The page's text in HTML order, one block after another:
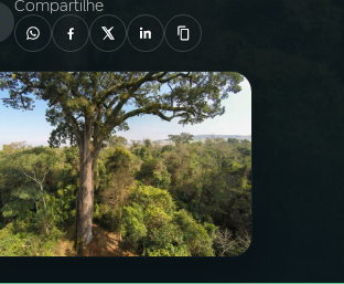
Compartilhe